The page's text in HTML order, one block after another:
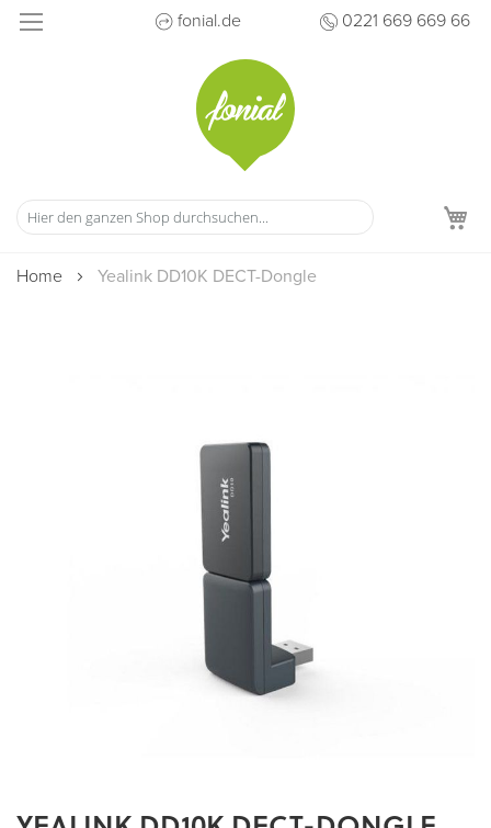
Direkt
fonial.de 0221 669 669 66
Home Yealink DD10K DECT-Dongle
Zum